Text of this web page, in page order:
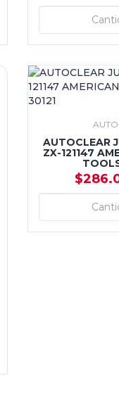
+
AUTOCLEAR
ZX-121147
+